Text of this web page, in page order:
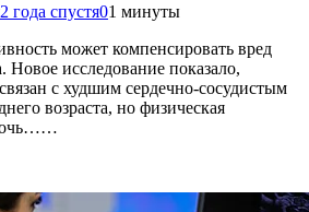
2 года спустя01 минуты
может компенсировать вред
Новое исследование показало,
с худшим сердечно-сосудистым
возраста, но физическая